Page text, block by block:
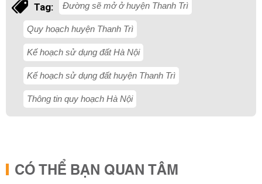
Tag: Đường sẽ mở ở huyện Thanh Trì
Quy hoạch huyện Thanh Trì
Kế hoạch sử dụng đất Hà Nội
Kế hoạch sử dụng đất huyện Thanh Trì
Thông tin quy hoạch Hà Nội
CÓ THỂ BẠN QUAN TÂM